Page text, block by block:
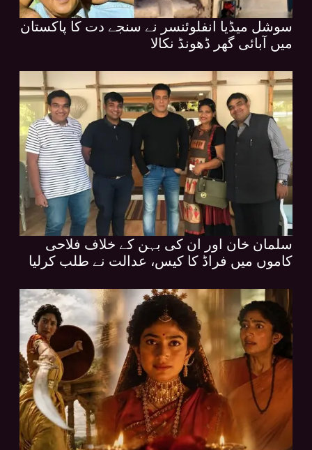
سوشل میڈیا انفلوئنسر نے سنجے دت کا پاکستان
میں آبائی گھر ڈھونڈ نکالا
سلمان خان اور ان کی بہن کے خلاف فلاحی
کاموں میں فراڈ کا کیس، عدالت نے طلب کرلیا